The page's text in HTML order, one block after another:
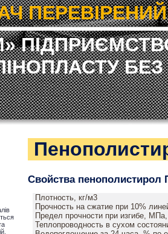
Свойства пенополистирол
Плотность, кг/м3
Прочность на сжатие при 10%
Предел прочности при изгибе,
Теплопроводность в сухом